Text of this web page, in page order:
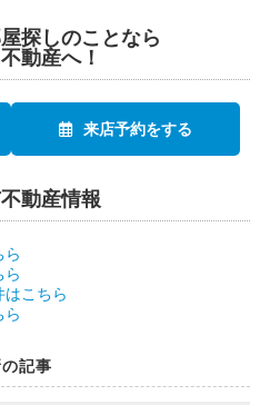
探しのことなら
動産へ！
来店予約をする
動産情報
ら
ら
こちら
ら
記事